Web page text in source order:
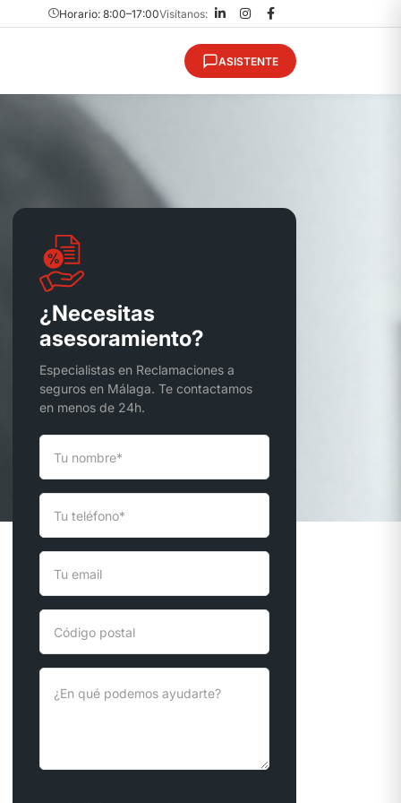
Horario: 8:00–17:00Visítanos:
ASISTENTE
¿Necesitas
asesoramiento?
Especialistas en Reclamaciones a
seguros en Málaga. Te contactamos
en menos de 24h.